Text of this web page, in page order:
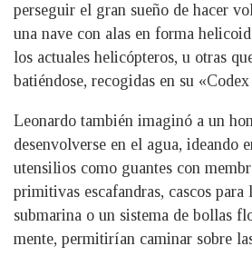
perseguir el gran sueño de hacer
una nave con alas en forma
los actuales helicópteros, u otras
batiéndose, recogidas en su
Leonardo también imaginó a un
desenvolverse en el agua, ideando
utensilios como guantes con
primitivas escafandras, cascos para
submarina o un sistema de bollas
mente, permitirían caminar sobre